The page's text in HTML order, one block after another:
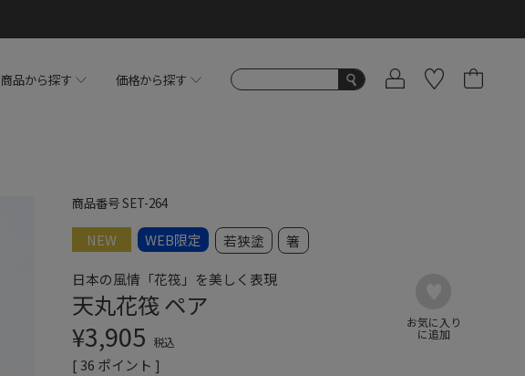
商品から探す 価格から探す
商品番号SET-264
NEW WEB限定 若狭塗 箸
日本の風情「花筏」を美しく表現
天丸花筏 ペア
¥3,905 税込
[36 ポイント ]